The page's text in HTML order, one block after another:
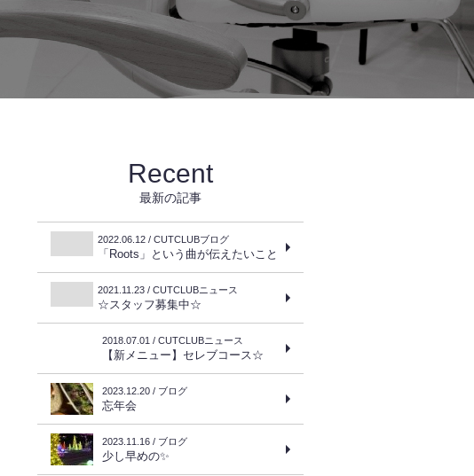
Recent
最新の記事
2022.06.12 / CUTCLUBブログ
「Roots」という曲が伝えたいこと
2021.11.23 / CUTCLUBニュース
☆スタッフ募集中☆
2018.07.01 / CUTCLUBニュース
【新メニュー】セレブコース☆
2023.12.20 / ブログ
忘年会
2023.11.16 / ブログ
少し早めの✨